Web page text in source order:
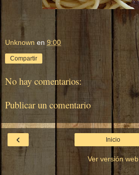
Unknown en 9:00
Compartir
No hay comentarios:
Publicar un comentario
‹ Inicio
Ver versión web